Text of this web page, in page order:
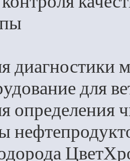
диагностики
для
определения